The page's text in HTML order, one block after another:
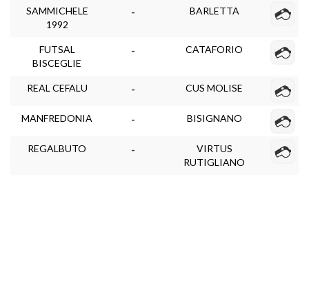
SAMMICHELE
1992
- BARLETTA
FUTSAL
BISCEGLIE
- CATAFORIO
REAL CEFALU - CUS MOLISE
MANFREDONIA - BISIGNANO
REGALBUTO -
VIRTUS
RUTIGLIANO